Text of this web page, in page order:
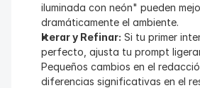
iluminada con neón" pueden
dramáticamente el ambiente.
Iterar y Refinar: Si tu primer
perfecto, ajusta tu prompt
Pequeños cambios en el
diferencias significativas en el